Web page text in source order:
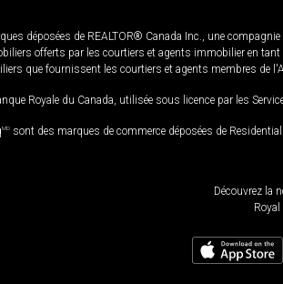
déposées de REALTOR® Canada Inc., une
offerts par les courtiers et agents immobilier en
que fournissent les courtiers et agents membres de
Royale du Canada, utilisée sous licence par les
MD sont des marques de commerce déposées de
Découvrez la
Royal